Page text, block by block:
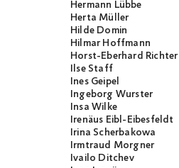
Hermann Lübbe
Herta Müller
Hilde Domin
Hilmar Hoffmann
Horst-Eberhard Richter
Ilse Staff
Ines Geipel
Ingeborg Wurster
Insa Wilke
Irenäus Eibl-Eibesfeldt
Irina Scherbakowa
Irmtraud Morgner
Ivailo Ditchev